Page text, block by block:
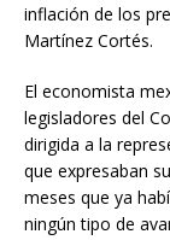
inflación de los
Martínez Cortés.
El economista
legisladores del
dirigida a la
que expresaban
meses que ya
ningún tipo de